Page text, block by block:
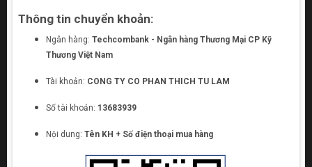
Thông tin chuyển khoản:
Ngân hàng: Techcombank - Ngân hàng Thương Mại CP Kỹ
Thương Việt Nam
Tài khoản: CONG TY CO PHAN THICH TU LAM
Số tài khoản: 13683939
Nội dung: Tên KH + Số điện thoại mua hàng